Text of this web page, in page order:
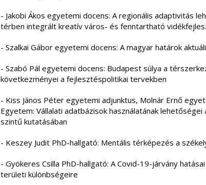
- Jakobi Ákos egyetemi docens: A regionális adaptivitás
térben integrált kreatív város- és fenntartható
- Szalkai Gábor egyetemi docens: A magyar határok
- Szabó Pál egyetemi docens: Budapest súlya a
következményei a fejlesztéspolitikai tervekben
- Kiss János Péter egyetemi adjunktus, Molnár Ernő
Egyetem: Vállalati adatbázisok használatának lehetőségei
szintű kutatásában
- Keszey Judit PhD-hallgató: Mentális térképezés a
- Gyökeres Csilla PhD-hallgató: A Covid-19-járvány
területi különbségeire